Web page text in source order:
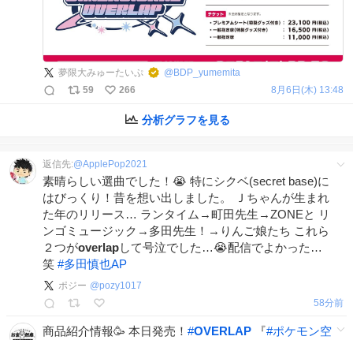
夢限大みゅーたいぷ @ BDP_yumemita
59
266 8月6日(木) 13:48
分析グラフを見る
返信先:@ApplePop2021
素晴らしい選曲でした！😭 特にシクベ(secret base)に
はびっくり！昔を想い出しました。 Ｊちゃんが生まれ
た年のリリース… ランタイム→町田先生→ZONEと リ
ンゴミュージック→多田先生！→りんご娘たち これら
２つがoverlapして号泣でした…😭配信でよかった…
笑 #多田慎也AP
ポジー @pozy1017
58分前
商品紹介情報🥳 本日発売！ #OVERLAP 『#ポケモン空